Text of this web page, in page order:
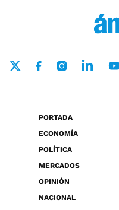
PORTADA
ECONOMÍA
POLÍTICA
MERCADOS
OPINIÓN
NACIONAL